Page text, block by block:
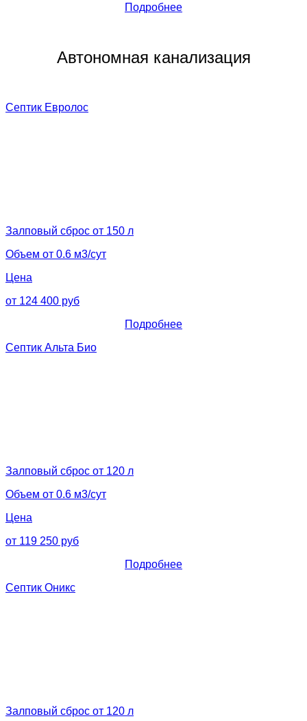
Подробнее
Автономная канализация
Септик Евролос
Залповый сброс от 150 л
Объем от 0.6 м3/сут
Цена
от 124 400 руб
Подробнее
Септик Альта Био
Залповый сброс от 120 л
Объем от 0.6 м3/сут
Цена
от 119 250 руб
Подробнее
Септик Оникс
Залповый сброс от 120 л